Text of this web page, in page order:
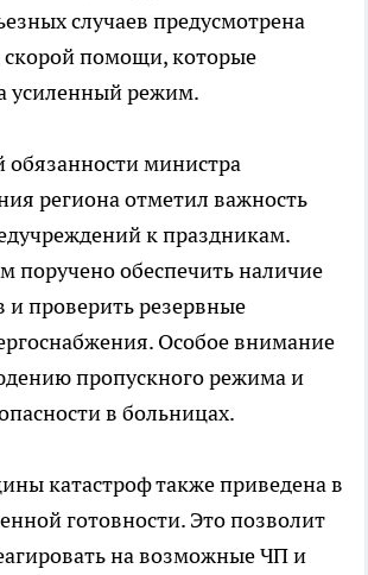
случаев предусмотрена
скорой помощи, которые
усиленный режим.
министра
региона отметил важность
к праздникам.
поручено обеспечить наличие
проверить резервные
Особое внимание
пропускного режима и
в больницах.
катастроф также приведена в
готовности. Это позволит
на возможные ЧП и